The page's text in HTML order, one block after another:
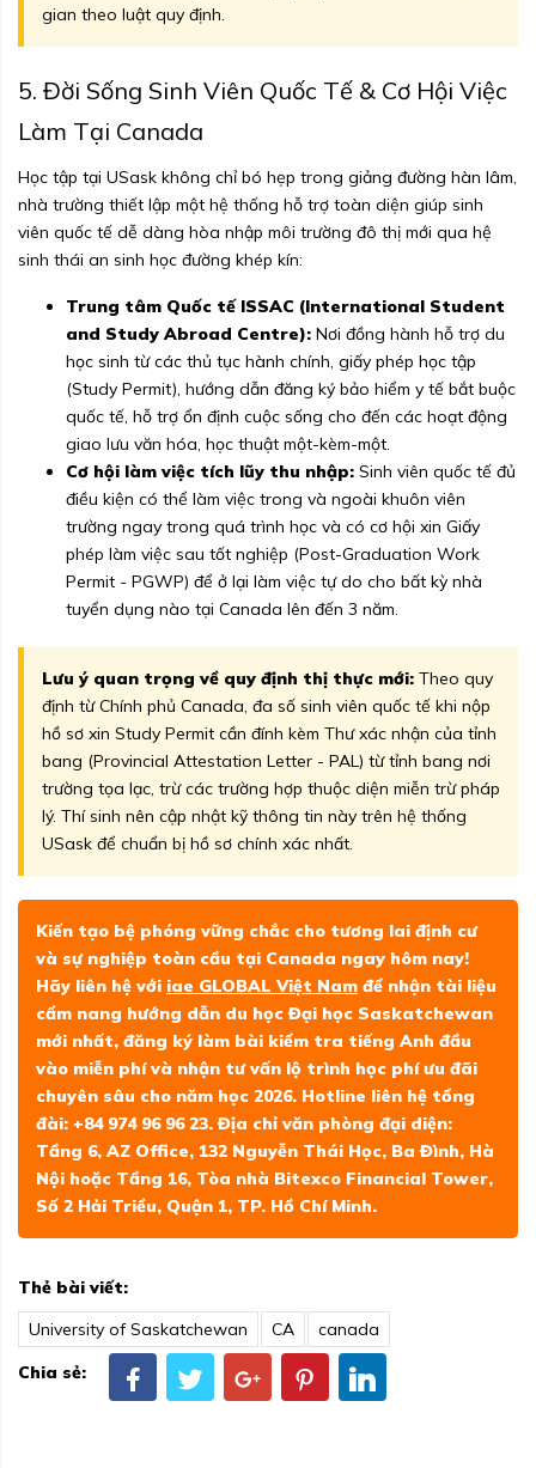
gian theo luật quy định.
5. Đời Sống Sinh Viên Quốc Tế & Cơ Hội Việc
Làm Tại Canada
Học tập tại USask không chỉ bó hẹp trong giảng đường hàn lâm,
nhà trường thiết lập một hệ thống hỗ trợ toàn diện giúp sinh
viên quốc tế dễ dàng hòa nhập môi trường đô thị mới qua hệ
sinh thái an sinh học đường khép kín:
Trung tâm Quốc tế ISSAC (International Student
and Study Abroad Centre): Nơi đồng hành hỗ trợ du
học sinh từ các thủ tục hành chính, giấy phép học tập
(Study Permit), hướng dẫn đăng ký bảo hiểm y tế bắt buộc
quốc tế, hỗ trợ ổn định cuộc sống cho đến các hoạt động
giao lưu văn hóa, học thuật một-kèm-một.
Cơ hội làm việc tích lũy thu nhập: Sinh viên quốc tế đủ
điều kiện có thể làm việc trong và ngoài khuôn viên
trường ngay trong quá trình học và có cơ hội xin Giấy
phép làm việc sau tốt nghiệp (Post-Graduation Work
Permit - PGWP) để ở lại làm việc tự do cho bất kỳ nhà
tuyển dụng nào tại Canada lên đến 3 năm.
Lưu ý quan trọng về quy định thị thực mới: Theo quy
định từ Chính phủ Canada, đa số sinh viên quốc tế khi nộp
hồ sơ xin Study Permit cần đính kèm Thư xác nhận của tỉnh
bang (Provincial Attestation Letter - PAL) từ tỉnh bang nơi
trường tọa lạc, trừ các trường hợp thuộc diện miễn trừ pháp
lý. Thí sinh nên cập nhật kỹ thông tin này trên hệ thống
USask để chuẩn bị hồ sơ chính xác nhất.
Kiến tạo bệ phóng vững chắc cho tương lai định cư
và sự nghiệp toàn cầu tại Canada ngay hôm nay!
Hãy liên hệ với iae GLOBAL Việt Nam để nhận tài liệu
cẩm nang hướng dẫn du học Đại học Saskatchewan
mới nhất, đăng ký làm bài kiểm tra tiếng Anh đầu
vào miễn phí và nhận tư vấn lộ trình học phí ưu đãi
chuyên sâu cho năm học 2026. Hotline liên hệ tổng
đài: +84 974 96 96 23. Địa chỉ văn phòng đại diện:
Tầng 6, AZ Office, 132 Nguyễn Thái Học, Ba Đình, Hà
Nội hoặc Tầng 16, Tòa nhà Bitexco Financial Tower,
Số 2 Hải Triều, Quận 1, TP. Hồ Chí Minh.
Thẻ bài viết:
University of Saskatchewan
CA
canada
Chia sẻ: